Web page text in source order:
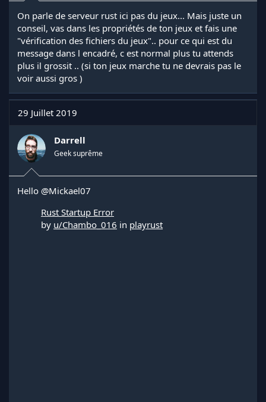
On parle de serveur rust ici pas du jeux... Mais juste un
conseil, vas dans les propriétés de ton jeux et fais une
"vérification des fichiers du jeux".. pour ce qui est du
message dans l encadré, c est normal plus tu attends
plus il grossit .. (si ton jeux marche tu ne devrais pas le
voir aussi gros )
29 Juillet 2019
Darrell
Geek suprême
Hello @Mickael07
Rust Startup Error
by u/Chambo_016 in playrust